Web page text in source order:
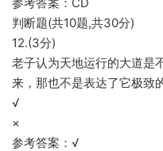
判断题(共10题,共30分)
12.(3分)
老子认为天地运行的大道是
来，那也不是表达了它极致
√
×
参考答案：√